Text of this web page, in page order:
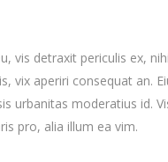
vis detraxit periculis ex,
vix aperiri consequat an.
urbanitas moderatius id.
pro, alia illum ea vim.